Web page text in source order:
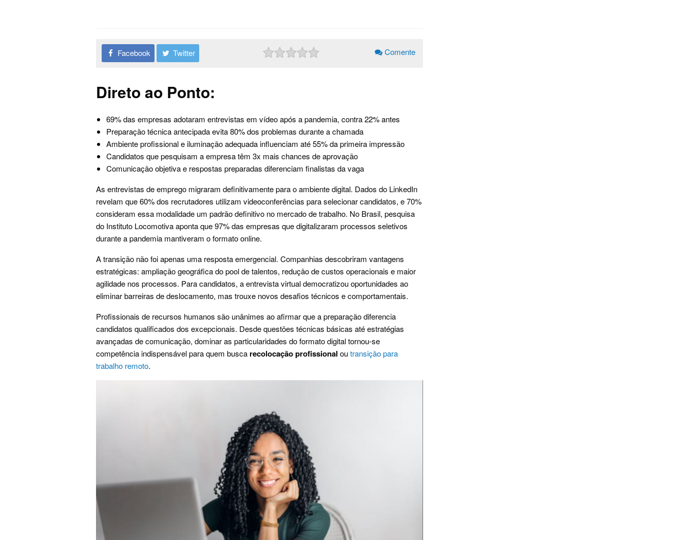
Facebook Twitter Comente
Direto ao Ponto:
69% das empresas adotaram entrevistas em vídeo após a pandemia, contra 22% antes
Preparação técnica antecipada evita 80% dos problemas durante a chamada
Ambiente profissional e iluminação adequada influenciam até 55% da primeira impressão
Candidatos que pesquisam a empresa têm 3x mais chances de aprovação
Comunicação objetiva e respostas preparadas diferenciam finalistas da vaga
As entrevistas de emprego migraram definitivamente para o ambiente digital. Dados do LinkedIn
revelam que 60% dos recrutadores utilizam videoconferências para selecionar candidatos, e 70%
consideram essa modalidade um padrão definitivo no mercado de trabalho. No Brasil, pesquisa
do Instituto Locomotiva aponta que 97% das empresas que digitalizaram processos seletivos
durante a pandemia mantiveram o formato online.
A transição não foi apenas uma resposta emergencial. Companhias descobriram vantagens
estratégicas: ampliação geográfica do pool de talentos, redução de custos operacionais e maior
agilidade nos processos. Para candidatos, a entrevista virtual democratizou oportunidades ao
eliminar barreiras de deslocamento, mas trouxe novos desafios técnicos e comportamentais.
Profissionais de recursos humanos são unânimes ao afirmar que a preparação diferencia
candidatos qualificados dos excepcionais. Desde questões técnicas básicas até estratégias
avançadas de comunicação, dominar as particularidades do formato digital tornou-se
competência indispensável para quem busca recolocação profissional outransição para
trabalho remoto.